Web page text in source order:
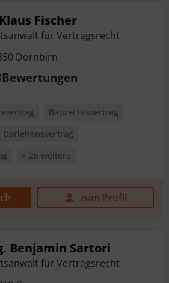
Fischer
für Vertragsrecht
Dornbirn
Bewertungen
Baurechtsvertrag
Darlehensvertrag
+ 26 weitere
zum Profil
Benjamin Sartori
für Vertragsrecht